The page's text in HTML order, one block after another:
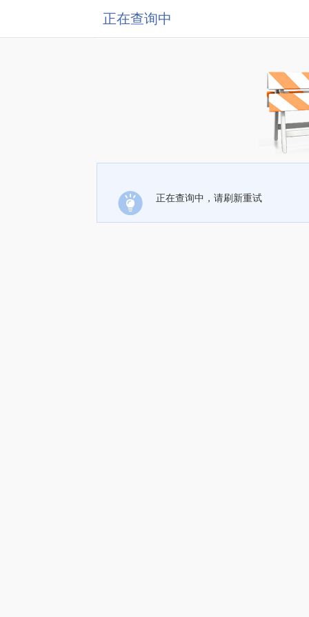
正在查询中
正在查询中，请刷新重试